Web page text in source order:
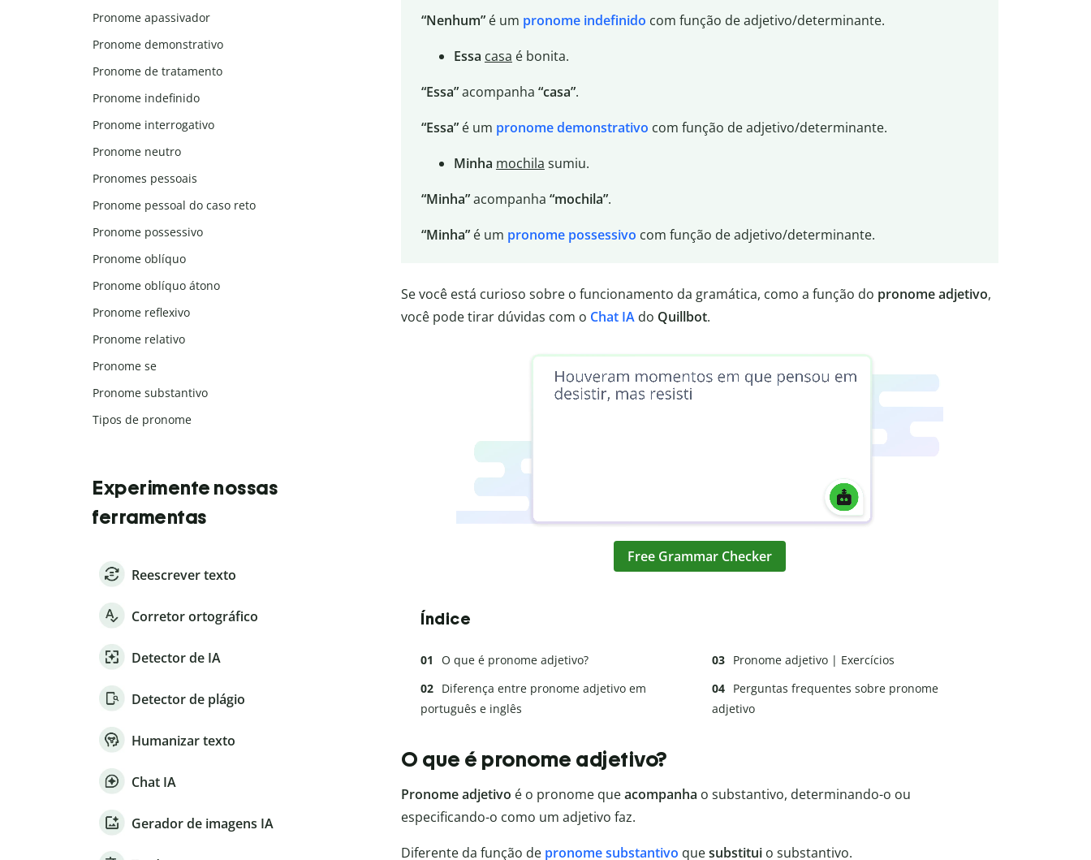
“Nenhum”é um pronome indefinido com função de adjetivo/determinante.
Essa casa é bonita.
“Essa”acompanha “casa”.
“Essa”é um pronome demonstrativo com função de adjetivo/determinante.
Minha mochila sumiu.
“Minha”acompanha “mochila”.
“Minha”é um pronome possessivo com função de adjetivo/determinante.
Se você está curioso sobre o funcionamento da gramática, como a função do pronome adjetivo,
você pode tirar dúvidas com o Chat IA do Quillbot.
Free Grammar Checker
Índice
O que é pronome adjetivo?
Diferença entre pronome adjetivo em
português e inglês
Pronome adjetivo | Exercícios
Perguntas frequentes sobre pronome
adjetivo
O que é pronome adjetivo?
Pronome adjetivo é o pronome queacompanha o substantivo, determinando-o ou
especificando-o como um adjetivo faz.
Diferente da função de pronome substantivo quesubstitui o substantivo.
Pronome apassivador
Pronome demonstrativo
Pronome de tratamento
Pronome indefinido
Pronome interrogativo
Pronome neutro
Pronomes pessoais
Pronome pessoal do caso reto
Pronome possessivo
Pronome oblíquo
Pronome oblíquo átono
Pronome reflexivo
Pronome relativo
Pronome se
Pronome substantivo
Tipos de pronome
Experimente nossas
ferramentas
Reescrever texto
Corretor ortográfico
Detector de IA
Detector de plágio
Humanizar texto
Chat IA
Gerador de imagens IA